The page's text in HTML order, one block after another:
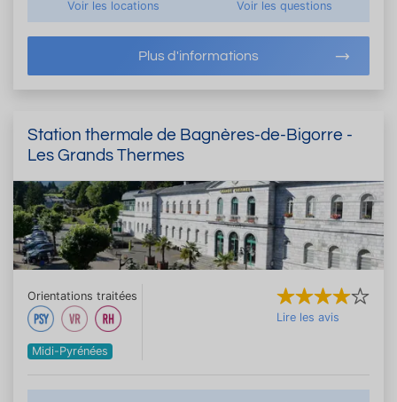
Voir les locations Voir les questions
Plus d'informations
Station thermale de Bagnères-de-Bigorre -
Les Grands Thermes
Orientations traitées
Midi-Pyrénées
Lire les avis